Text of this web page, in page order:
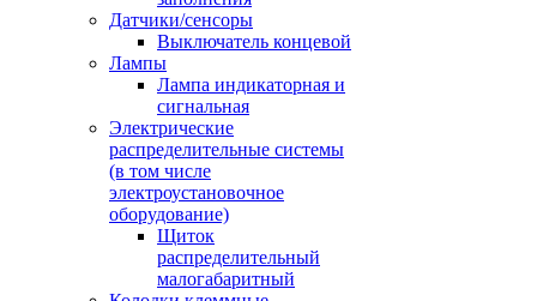
Датчики/сенсоры
Выключатель концевой
Лампы
Лампа индикаторная и
сигнальная
Электрические
распределительные системы
(в том числе
электроустановочное
оборудование)
Щиток
распределительный
малогабаритный